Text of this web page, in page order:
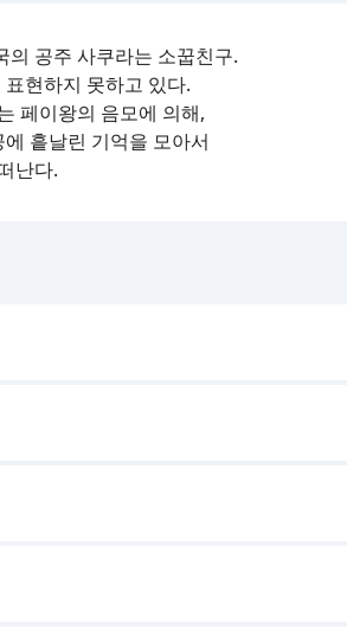
의 공주 사쿠라는 소꿉친구.
현하지 못하고 있다.
페이왕의 음모에 의해,
흩날린 기억을 모아서
난다.